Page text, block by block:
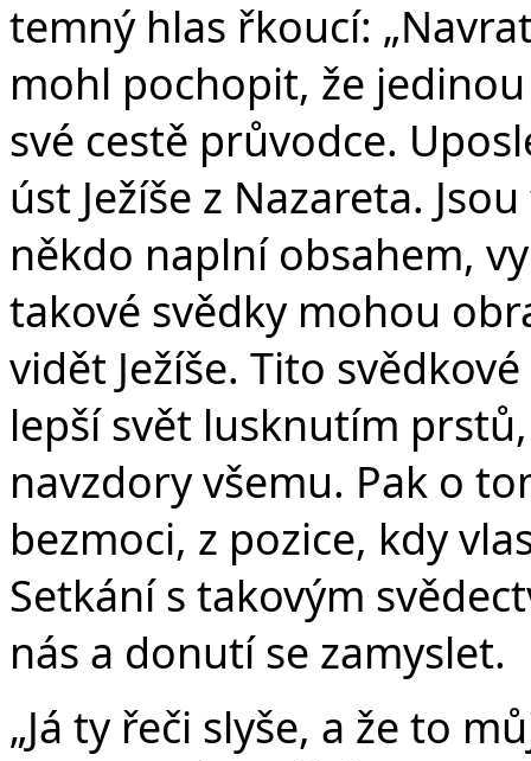
temný hlas řkoucí:
mohl pochopit, že
své cestě průvodce.
úst Ježíše z Nazareta.
někdo naplní obsahem,
takové svědky mohou
vidět Ježíše. Tito
lepší svět lusknutím
navzdory všemu. Pak o
bezmoci, z pozice, kdy
Setkání s takovým
nás a donutí se zamyslet.
„Já ty řeči slyše, a že to